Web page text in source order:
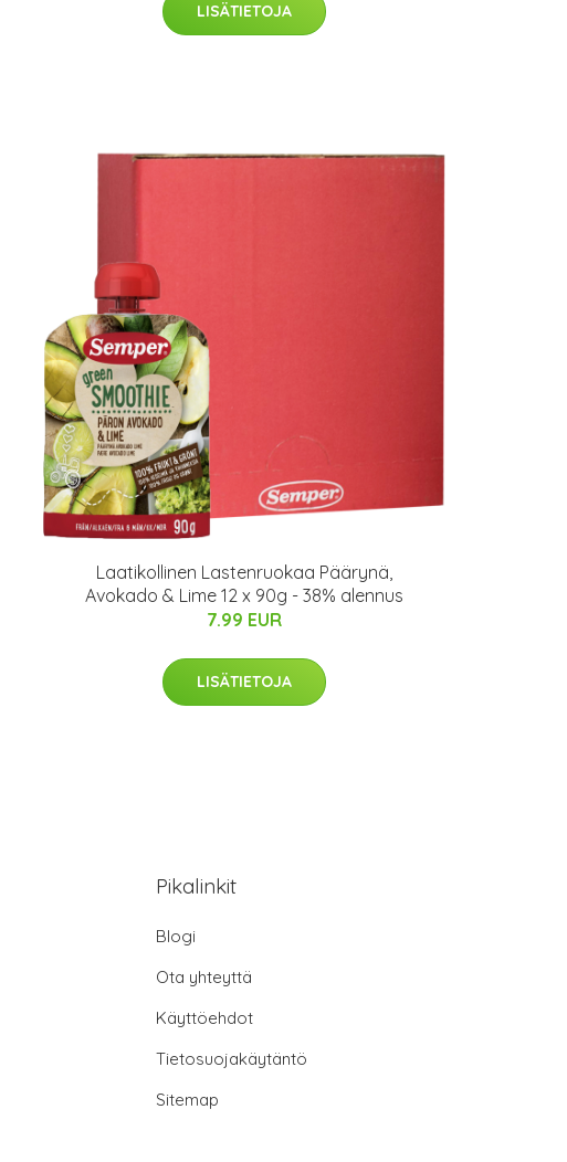
LISÄTIETOJA
Laatikollinen Lastenruokaa Päärynä,
Avokado & Lime 12 x 90g - 38% alennus
7.99 EUR
LISÄTIETOJA
Pikalinkit
Blogi
Ota yhteyttä
Käyttöehdot
Tietosuojakäytäntö
Sitemap